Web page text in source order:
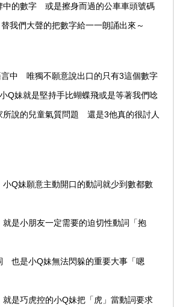
中的數字 或是擦身而過的公車車頭號碼
我們大聲的把數字給一一朗誦出來～
中 唯獨不願意說出口的只有3這個數字
Q妹就是堅持手比蝴蝶飛或是等著我們唸
所說的兒童氣質問題 還是3他真的很討人
Q妹願意主動開口的動詞就少到數都數
是小朋友一定需要的迫切性動詞「抱
也是小Q妹無法閃躲的重要大事「嗯
是巧虎控的小Q妹把「虎」當動詞要求